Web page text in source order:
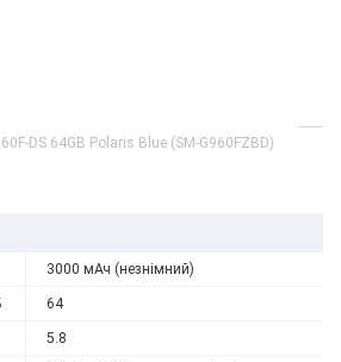
DS 64GB Polaris Blue (SM-G960FZBD)
3000 мАч (незнімний)
64
5.8